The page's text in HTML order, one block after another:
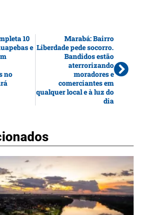
10
e
no
Marabá: Bairro
Liberdade pede socorro.
Bandidos estão
aterrorizando
moradores e
comerciantes em
qualquer local e à luz do
dia